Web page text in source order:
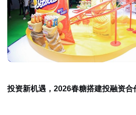
投资新机遇，2026春糖搭建投融资合